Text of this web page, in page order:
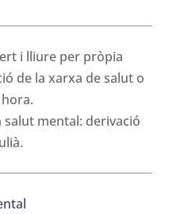
i lliure per pròpia
de la xarxa de salut o
salut mental: derivació